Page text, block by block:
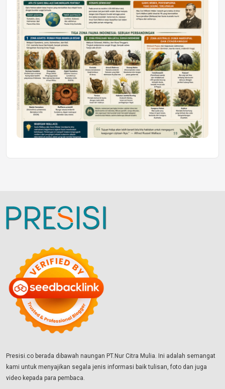
Presisi.co berada dibawah naungan PT.Nur Citra Mulia. Ini adalah semangat
kami untuk menyajikan segala jenis informasi baik tulisan, foto dan juga
video kepada para pembaca.